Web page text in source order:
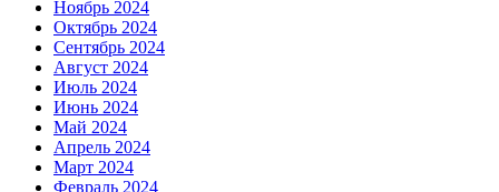
Ноябрь 2024
Октябрь 2024
Сентябрь 2024
Август 2024
Июль 2024
Июнь 2024
Май 2024
Апрель 2024
Март 2024
Февраль 2024